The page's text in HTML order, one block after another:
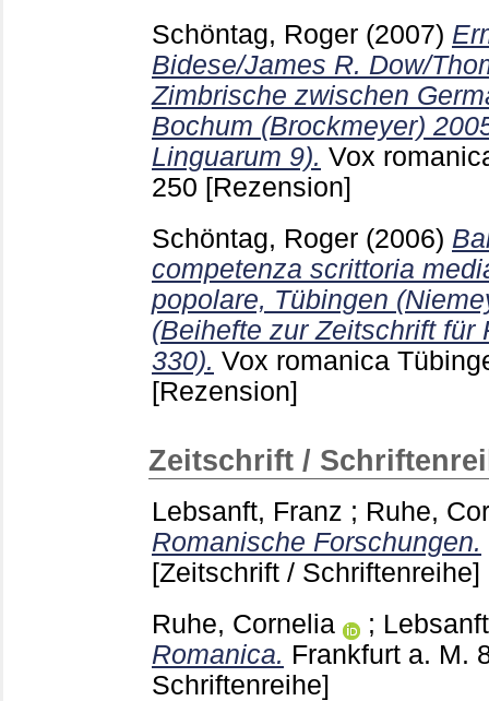
Schöntag, Roger (2007)
Bidese/James R. Dow/
Zimbrische zwischen
Bochum (Brockmeyer)
Linguarum 9). Vox
250 [Rezension]
Schöntag, Roger (2006)
competenza scrittoria
popolare, Tübingen
(Beihefte zur Zeitschrift für
330). Vox romanica
[Rezension]
Zeitschrift /
Lebsanft, Franz ; Ruhe,
Romanische Forschungen.
[Zeitschrift / Schriftenreihe]
Ruhe, Cornelia
;
Romanica. Frankfurt a. M.
Schriftenreihe]